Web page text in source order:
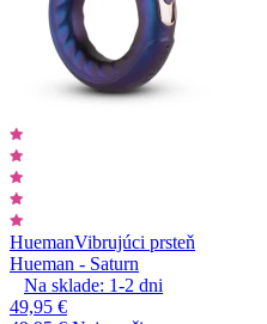
HuemanVibrujúci prsteň
Hueman - Saturn
Na sklade: 1-2 dni
49,95 €